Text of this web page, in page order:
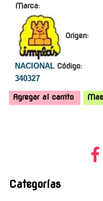
Marca:
Origen:
NACIONAL Código:
340327
Agregar al carrito Mas
Categorías